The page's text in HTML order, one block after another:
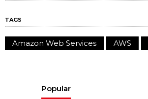
TAGS
Amazon Web Services AWS
Popular